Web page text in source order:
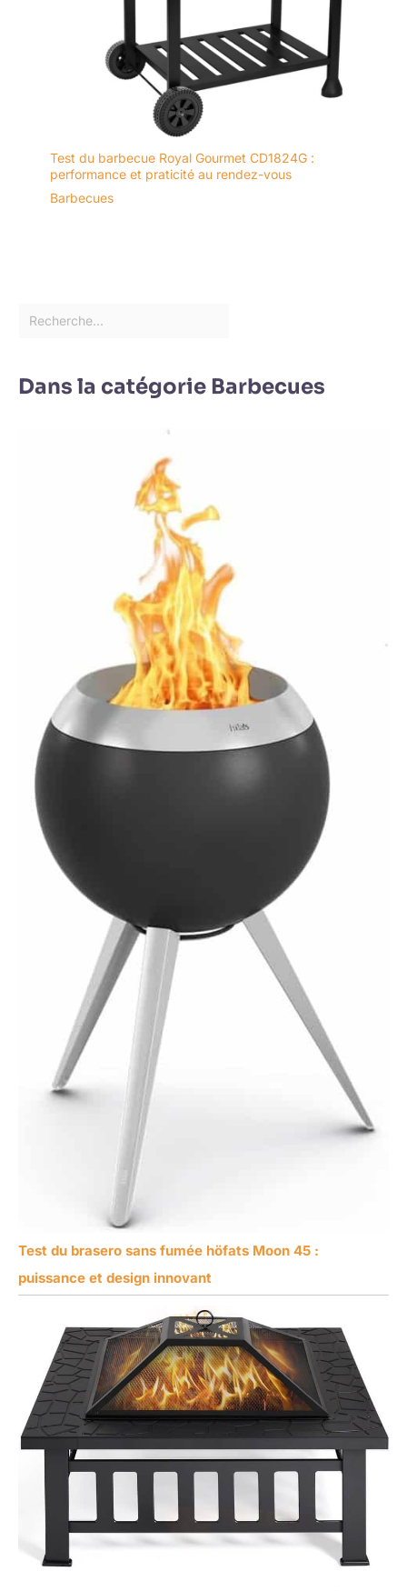
Test du barbecue Royal Gourmet CD1824G :
performance et praticité au rendez-vous
Barbecues
Dans la catégorie Barbecues
Test du brasero sans fumée höfats Moon 45 :
puissance et design innovant